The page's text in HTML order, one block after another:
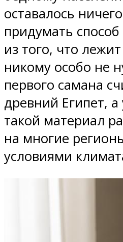
оставалось
придумать способ
из того, что
никому особо не
первого самана
древний Египет, а
такой материал
на многие
условиями